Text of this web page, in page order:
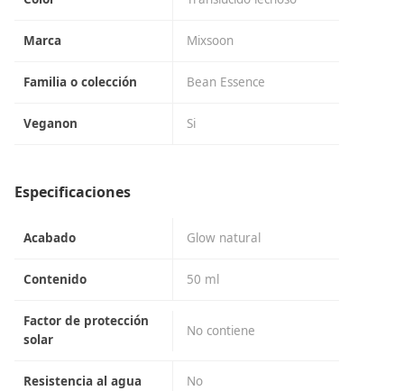
Marca Mixsoon
Familia o colección Bean Essence
Veganon Si
Especificaciones
Acabado Glow natural
Contenido 50 ml
Factor de protección
solar
No contiene
Resistencia al agua No